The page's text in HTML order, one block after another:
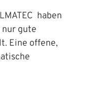
haben
gute
Eine offene,